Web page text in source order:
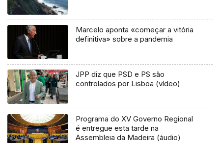
Marcelo aponta «começar a vitória
definitiva» sobre a pandemia
JPP diz que PSD e PS são
controlados por Lisboa (vídeo)
Programa do XV Governo Regional
é entregue esta tarde na
Assembleia da Madeira (áudio)